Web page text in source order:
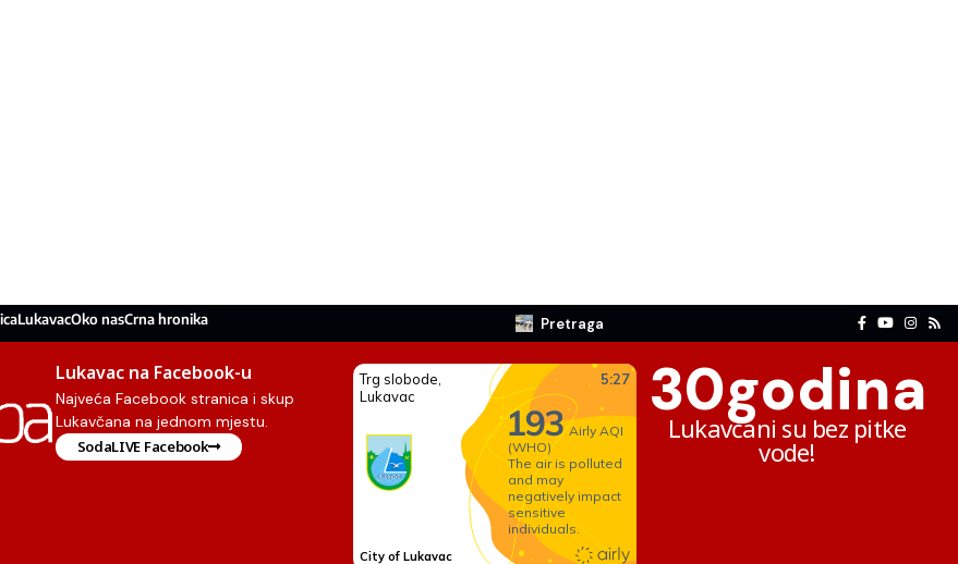
LukavacOko nasCrna hronika Pretraga
Lukavac na Facebook-u
Najveća Facebook stranica i skup
Lukavčana na jednom mjestu.
SodaLIVE Facebook
30godina
Lukavčani su bez pitke
vode!